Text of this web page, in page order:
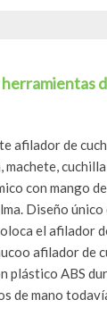
afilador de
con mango
Diseño único
el afilador
afilador de
ABS
de mano